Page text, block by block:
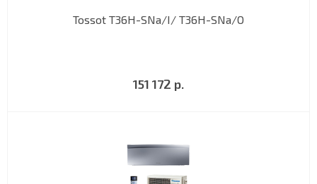
Tossot T36H-SNa/I/ T36H-SNa/O
151 172 р.